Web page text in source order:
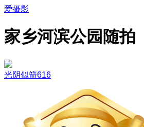
爱摄影
家乡河滨公园随拍
光阴似箭616